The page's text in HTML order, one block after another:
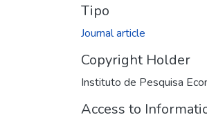
Tipo
Journal article
Copyright Holder
Instituto de Pesquisa
Access to